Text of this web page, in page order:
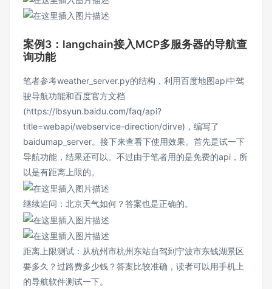
案例3：langchain接入MCP多服务器的导航查
询功能
笔者参考weather_server.py的结构，利用百度地图api中驾
驶导航功能和百度官方文档
(https://lbsyun.baidu.com/faq/api?
title=webapi/webservice-direction/dirve)，编写了
baidumap_server。接下来查看下使用效果。首先是试一下
导航功能，结果还可以。不过由于笔者用的是免费的api，所
以是有距离上限的。
继续追问：北京天气如何？答案也是正确的。
距离上限测试：从杭州市杭州东站自驾到宁波市东钱湖景区
要多久？过路费多少钱？答案比较准确，读者可以用手机上
的导航软件测试一下。